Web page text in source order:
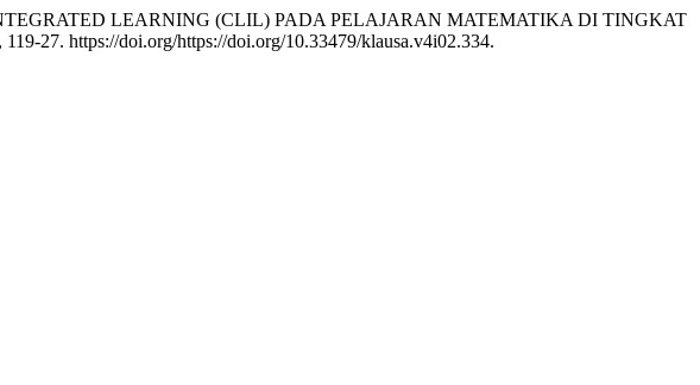
LEARNING (CLIL) PADA PELAJARAN MATEMATIKA DI TINGKAT
119-27. https://doi.org/https://doi.org/10.33479/klausa.v4i02.334.